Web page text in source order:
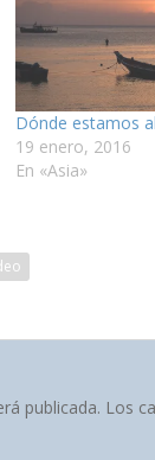
Dónde estamos
19 enero, 2016
En «Asia»
publicada. Los